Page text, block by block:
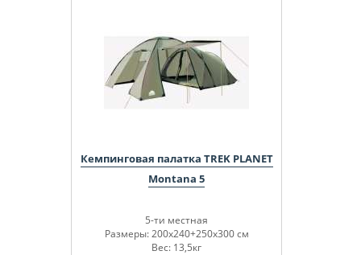
Кемпинговая палатка TREK PLANET
Montana 5
5-ти местная
Размеры: 200х240+250х300 см
Вес: 13,5кг